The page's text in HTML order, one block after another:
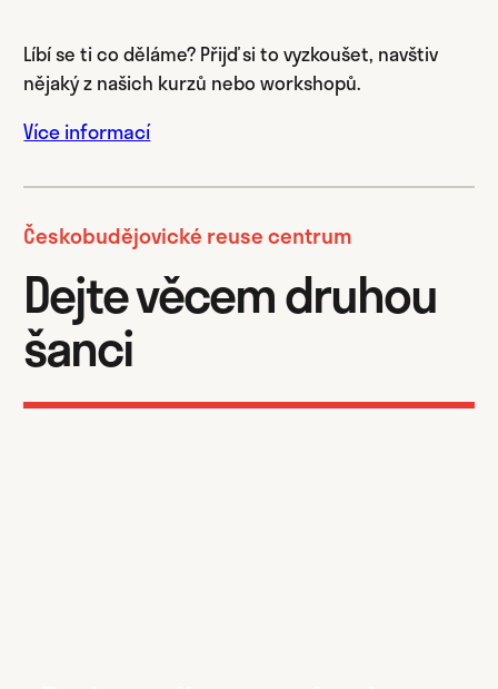
Líbí se ti co děláme? Přijď si to vyzkoušet, navštiv
nějaký z našich kurzů nebo workshopů.
Více informací
Českobudějovické reuse centrum
Dejte věcem druhou
šanci